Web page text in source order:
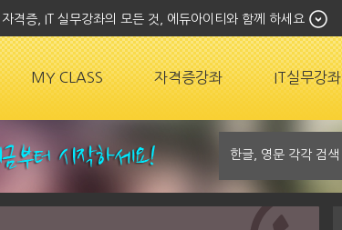
자격증, IT 실무강좌의 모든 것, 에듀아이티와 함께 하세요
MY CLASS 자격증강좌 IT실무강좌